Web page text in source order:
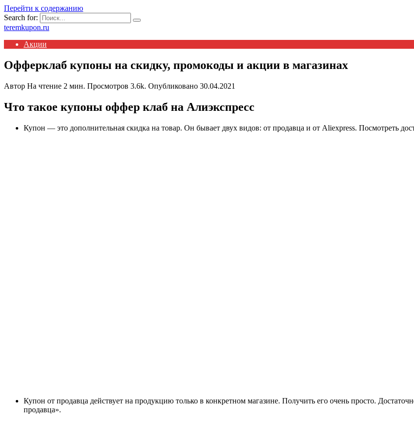
Перейти к содержанию
Search for:
teremkupon.ru
Акции
Офферклаб купоны на скидку, промокоды и акции в магазинах
Автор На чтение 2 мин. Просмотров 3.6k. Опубликовано 30.04.2021
Что такое купоны оффер клаб на Алиэкспресс
Купон — это дополнительная скидка на товар. Он бывает двух видов: от продавца и от Aliexpress. Посмотреть
Купон от продавца действует на продукцию только в конкретном магазине. Получить его очень просто.
продавца».